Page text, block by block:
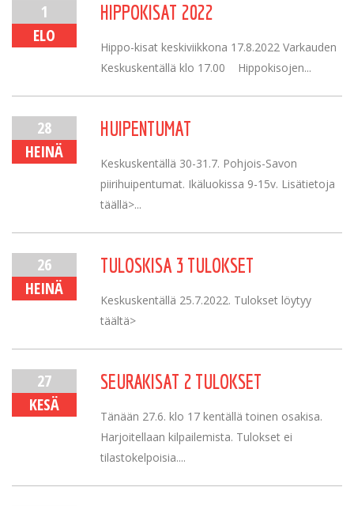
1
ELO
HIPPOKISAT 2022
Hippo-kisat keskiviikkona 17.8.2022 Varkauden
Keskuskentällä klo 17.00 Hippokisojen...
28
HEINÄ
HUIPENTUMAT
Keskuskentällä 30-31.7. Pohjois-Savon
piirihuipentumat. Ikäluokissa 9-15v. Lisätietoja
täällä>...
26
HEINÄ
TULOSKISA 3 TULOKSET
Keskuskentällä 25.7.2022. Tulokset löytyy
täältä>
27
KESÄ
SEURAKISAT 2 TULOKSET
Tänään 27.6. klo 17 kentällä toinen osakisa.
Harjoitellaan kilpailemista. Tulokset ei
tilastokelpoisia....